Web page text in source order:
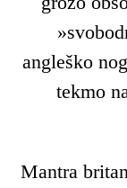
angleško
tekmo
Mantra